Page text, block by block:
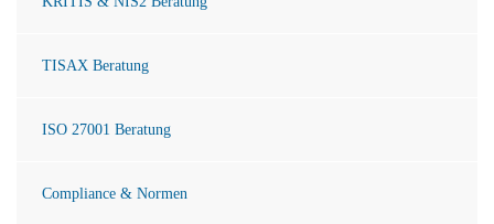
TISAX Beratung
ISO 27001 Beratung
Compliance & Normen